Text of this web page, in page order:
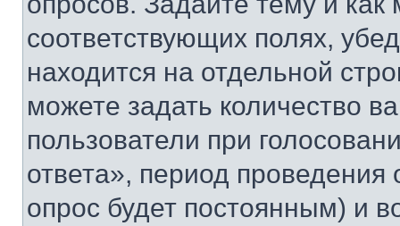
соответствующих полях,
находится на отдельной
можете задать количество
пользователи при
ответа», период проведения
опрос будет постоянным) и